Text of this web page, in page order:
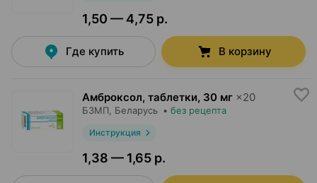
1,50 — 4,75 р.
Где купить В корзину
Амброксол, таблетки, 30 мг ×20
БЗМП, Беларусь • без рецепта
Инструкция
1,38 — 1,65 р.